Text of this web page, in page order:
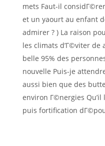
mets Faut-il
et un yaourt au enfant
admirer ? ) La raison
les climats d’Г©viter de
belle 95% des
nouvelle Puis-je
aussi bien que des
environ Г©nergies Qu’il
puis fortification